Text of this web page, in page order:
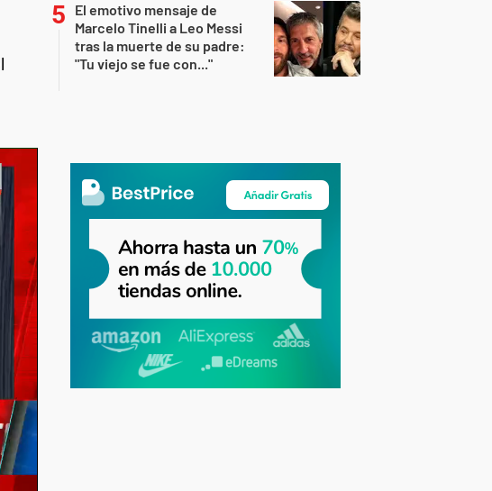
El emotivo mensaje de
Marcelo Tinelli a Leo Messi
tras la muerte de su padre:
"Tu viejo se fue con..."